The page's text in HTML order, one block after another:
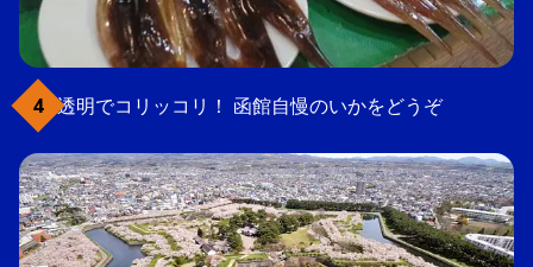
透明でコリッコリ！ 函館自慢のいかをどうぞ